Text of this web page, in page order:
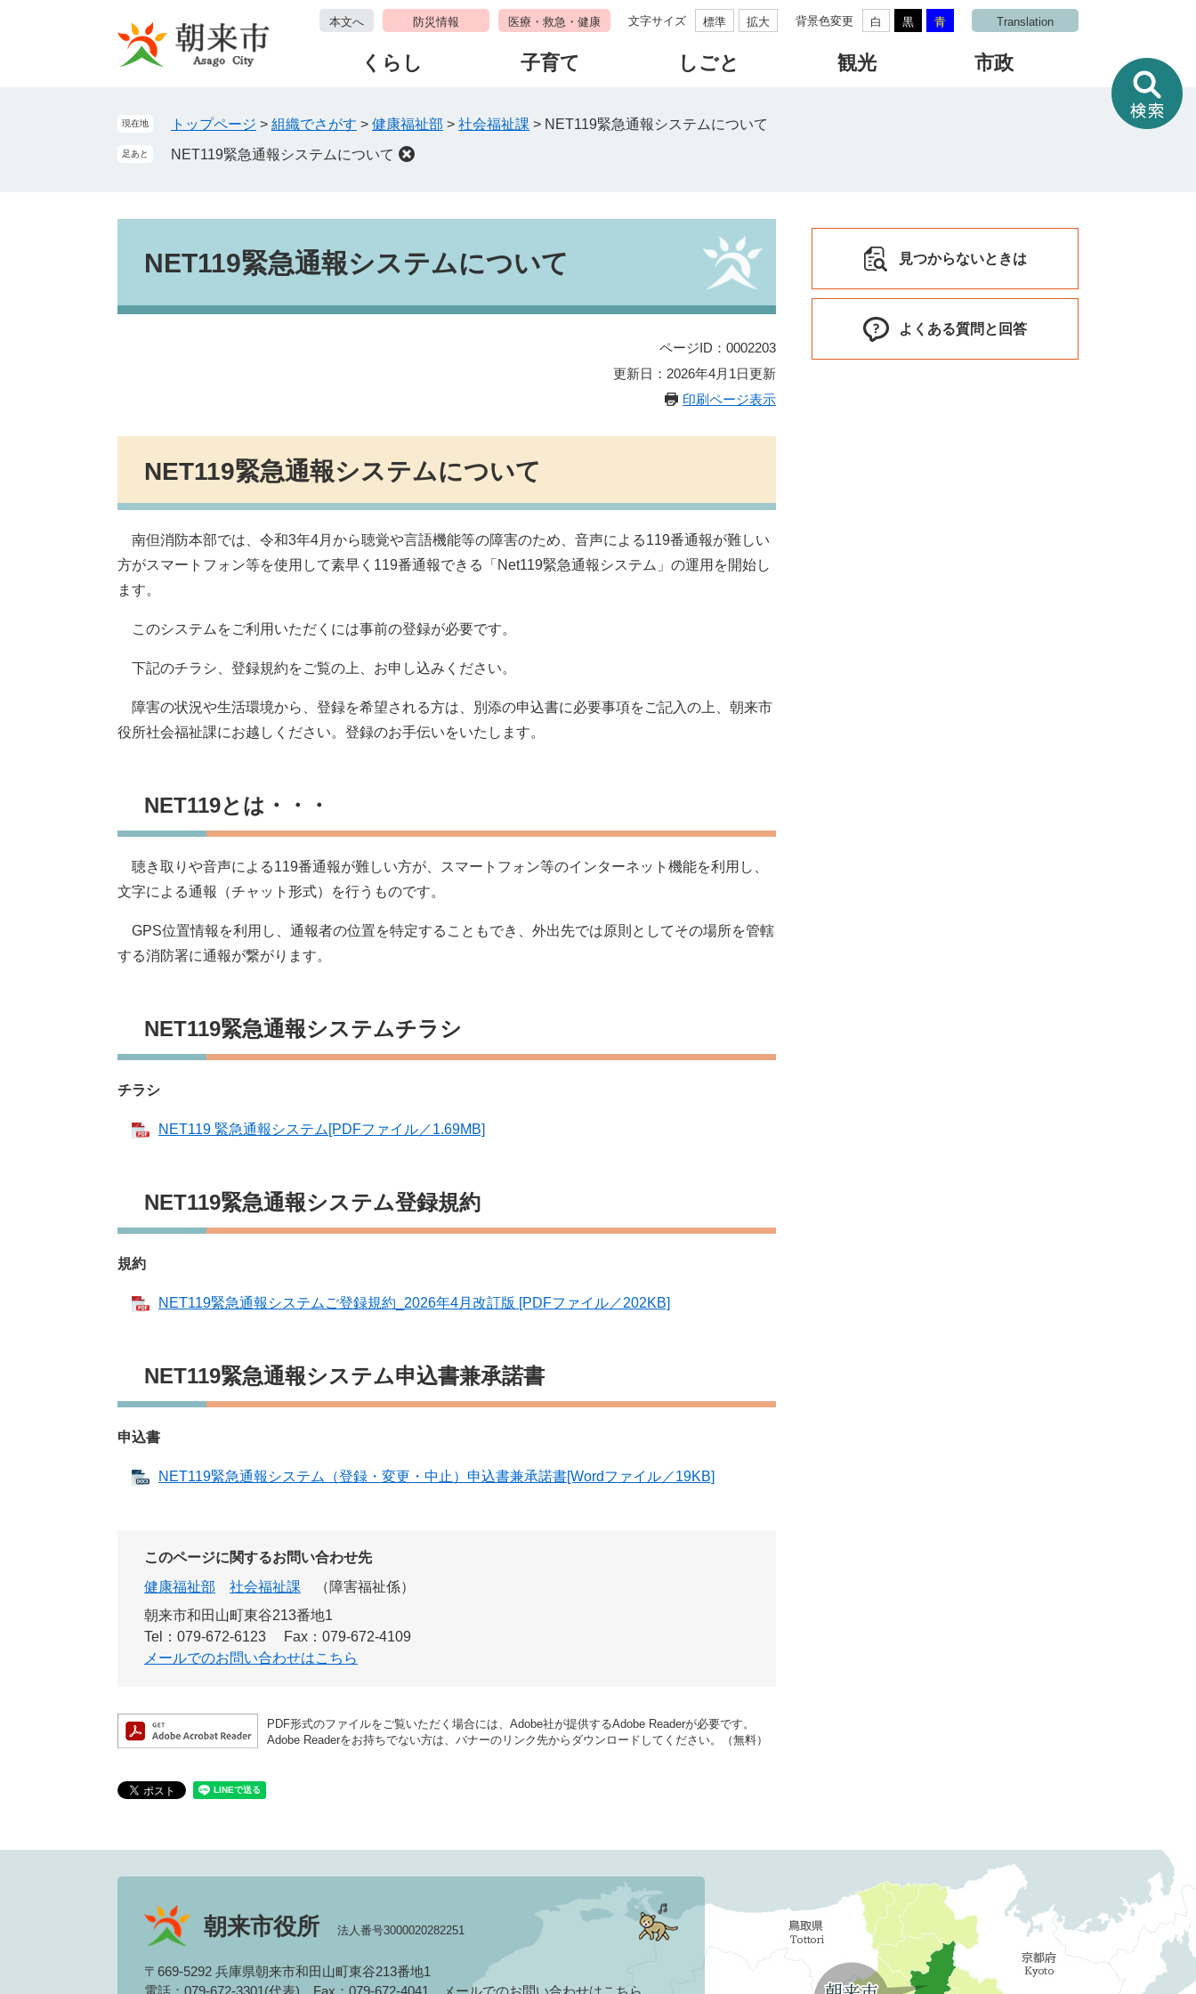
本文へ 防災情報 医療・救急・健康 文字サイズ 標準 拡大 背景色変更 白 黒 青 Translation
くらし 子育て しごと 観光 市政
現在地 トップページ > 組織でさがす > 健康福祉部 > 社会福祉課 > NET119緊急通報システムについて
足あと NET119緊急通報システムについて
NET119緊急通報システムについて
ページID：0002203
更新日：2026年4月1日更新
印刷ページ表示
NET119緊急通報システムについて
南但消防本部では、令和3年4月から聴覚や言語機能等の障害のため、音声による119番通報が難しい
方がスマートフォン等を使用して素早く119番通報できる「Net119緊急通報システム」の運用を開始し
ます。
このシステムをご利用いただくには事前の登録が必要です。
下記のチラシ、登録規約をご覧の上、お申し込みください。
障害の状況や生活環境から、登録を希望される方は、別添の申込書に必要事項をご記入の上、朝来市
役所社会福祉課にお越しください。登録のお手伝いをいたします。
NET119とは・・・
聴き取りや音声による119番通報が難しい方が、スマートフォン等のインターネット機能を利用し、
文字による通報（チャット形式）を行うものです。
GPS位置情報を利用し、通報者の位置を特定することもでき、外出先では原則としてその場所を管轄
する消防署に通報が繋がります。
NET119緊急通報システムチラシ
チラシ
NET119 緊急通報システム[PDFファイル／1.69MB]
NET119緊急通報システム登録規約
規約
NET119緊急通報システムご登録規約_2026年4月改訂版 [PDFファイル／202KB]
NET119緊急通報システム申込書兼承諾書
申込書
NET119緊急通報システム​（登録・変更・中止）申込書兼承諾書​[Wordファイル／19KB]
このページに関するお問い合わせ先
健康福祉部
社会福祉課
障害福祉係
朝来市和田山町東谷213番地1
Tel：079-672-6123
Fax：079-672-4109
メールでのお問い合わせはこちら
PDF形式のファイルをご覧いただく場合には、Adobe社が提供するAdobe Readerが必要です。
Adobe Readerをお持ちでない方は、バナーのリンク先からダウンロードしてください。（無料）
見つからないときは
よくある質問と回答
情
報
を
朝来市役所 法人番号3000020282251
〒669-5292 兵庫県朝来市和田山町東谷213番地1
電話：079-672-3301(代表) Fax：079-672-4041 メールでのお問い合わせはこちら